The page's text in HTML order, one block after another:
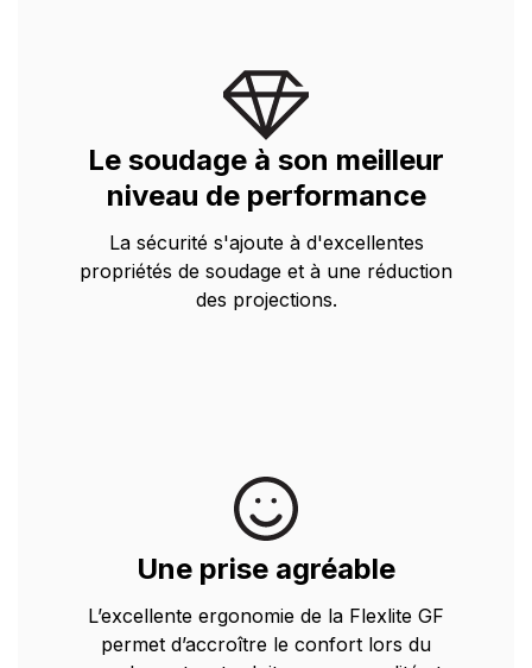
Le soudage à son meilleur
niveau de performance
La sécurité s'ajoute à d'excellentes
propriétés de soudage et à une réduction
des projections.
Une prise agréable
L’excellente ergonomie de la Flexlite GF
permet d’accroître le confort lors du